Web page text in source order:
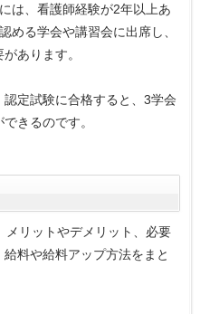
は、看護師経験が2年以上あ
める学会や講習会に出席し、
あります。
定試験に合格すると、3学会
きるのです。
メリットやデメリット、必要
料や給料アップ方法をまと